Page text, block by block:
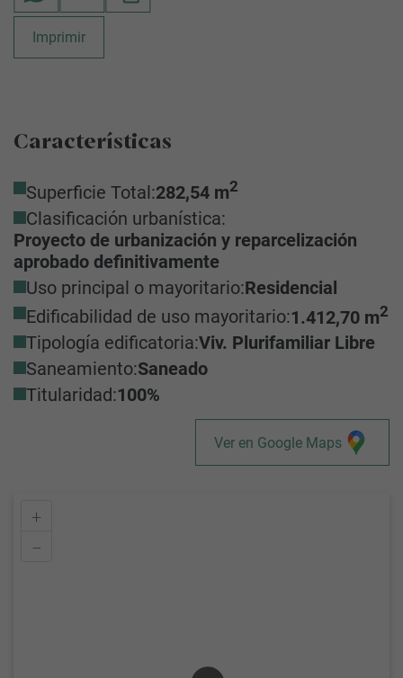
Imprimir
Características
Superficie Total:282,54 m2
Clasificación urbanística:
Proyecto de urbanización y reparcelización
aprobado definitivamente
Uso principal o mayoritario:Residencial
Edificabilidad de uso mayoritario:1.412,70 m2
Tipología edificatoria:Viv. Plurifamiliar Libre
Saneamiento:Saneado
Titularidad:100%
Ver en Google Maps
+
–